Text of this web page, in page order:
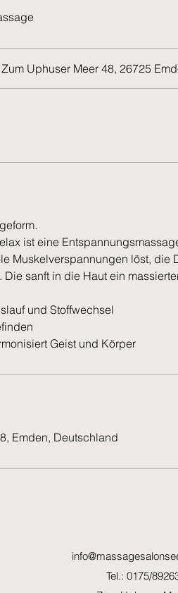
Zum Uphuser Meer 48, 26725
ist eine
Muskelverspannungen löst,
Die sanft in die Haut ein
und Stoffwechsel
Geist und Körper
Emden, Deutschland
Tel.: 0175/